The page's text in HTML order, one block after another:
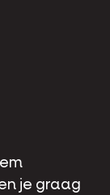
je graag